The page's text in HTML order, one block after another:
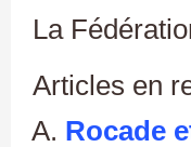
La
Articles en
Rocade